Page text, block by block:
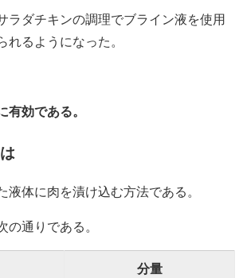
ラダチキンの調理でブライン液を使用
れるようになった。
有効である。
液体に肉を漬け込む方法である。
の通りである。
分量